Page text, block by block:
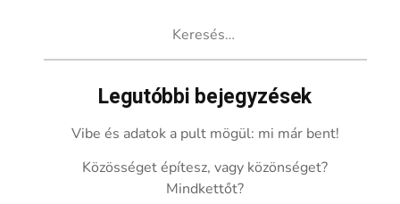
Legutóbbi bejegyzések
Vibe és adatok a pult mögül: mi már bent!
Közösséget építesz, vagy közönséget?
Mindkettőt?